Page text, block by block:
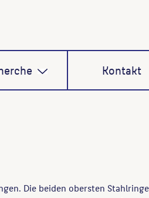
Kontakt
Die beiden obersten